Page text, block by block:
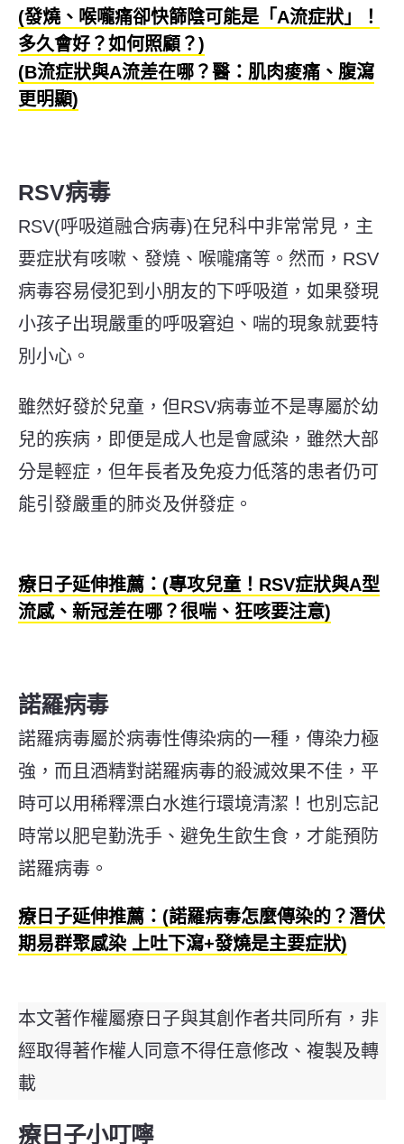
(發燒、喉嚨痛卻快篩陰可能是「A流症狀」！
多久會好？如何照顧？)
(B流症狀與A流差在哪？醫：肌肉痠痛、腹瀉
更明顯)
RSV病毒
RSV(呼吸道融合病毒)在兒科中非常常見，主
要症狀有咳嗽、發燒、喉嚨痛等。然而，RSV
病毒容易侵犯到小朋友的下呼吸道，如果發現
小孩子出現嚴重的呼吸窘迫、喘的現象就要特
別小心。
雖然好發於兒童，但RSV病毒並不是專屬於幼
兒的疾病，即便是成人也是會感染，雖然大部
分是輕症，但年長者及免疫力低落的患者仍可
能引發嚴重的肺炎及併發症。
療日子延伸推薦：(專攻兒童！RSV症狀與A型
流感、新冠差在哪？很喘、狂咳要注意)
諾羅病毒
諾羅病毒屬於病毒性傳染病的一種，傳染力極
強，而且酒精對諾羅病毒的殺滅效果不佳，平
時可以用稀釋漂白水進行環境清潔！也別忘記
時常以肥皂勤洗手、避免生飲生食，才能預防
諾羅病毒。
療日子延伸推薦：(諾羅病毒怎麼傳染的？潛伏
期易群聚感染 上吐下瀉+發燒是主要症狀)
本文著作權屬療日子與其創作者共同所有，非
經取得著作權人同意不得任意修改、複製及轉
載
療日子小叮嚀